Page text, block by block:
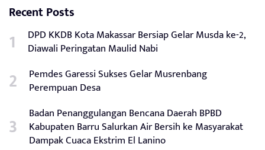
Recent Posts
DPD KKDB Kota Makassar Bersiap Gelar Musda ke-2,
Diawali Peringatan Maulid Nabi
Pemdes Garessi Sukses Gelar Musrenbang
Perempuan Desa
Badan Penanggulangan Bencana Daerah BPBD
Kabupaten Barru Salurkan Air Bersih ke Masyarakat
Dampak Cuaca Ekstrim El Lanino